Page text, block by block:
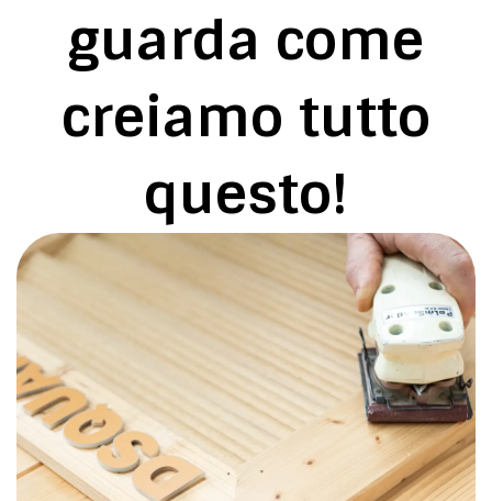
guarda come
creiamo tutto
questo!